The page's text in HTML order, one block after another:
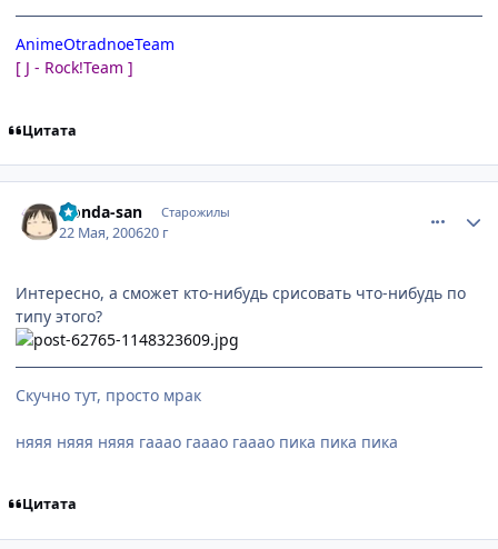
AnimeOtradnoeTeam
[ J - Rock!Team ]
Цитата
Honda-san Старожилы
22 Мая, 200620 г
Интересно, а сможет кто-нибудь срисовать что-нибудь по
типу этого?
Скучно тут, просто мрак
няяя няяя няяя гааао гааао гааао пика пика пика
Цитата